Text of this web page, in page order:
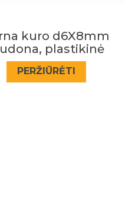
kuro d6X13mm
guminė
PERŽIŪRĖTI